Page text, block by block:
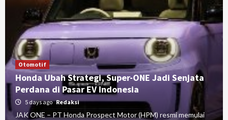
Otomotif
Honda Ubah Strategi, Super-ONE Jadi Senjata
Perdana di Pasar EV Indonesia
5 days ago Redaksi
JAK ONE – PT Honda Prospect Motor (HPM) resmi memulai